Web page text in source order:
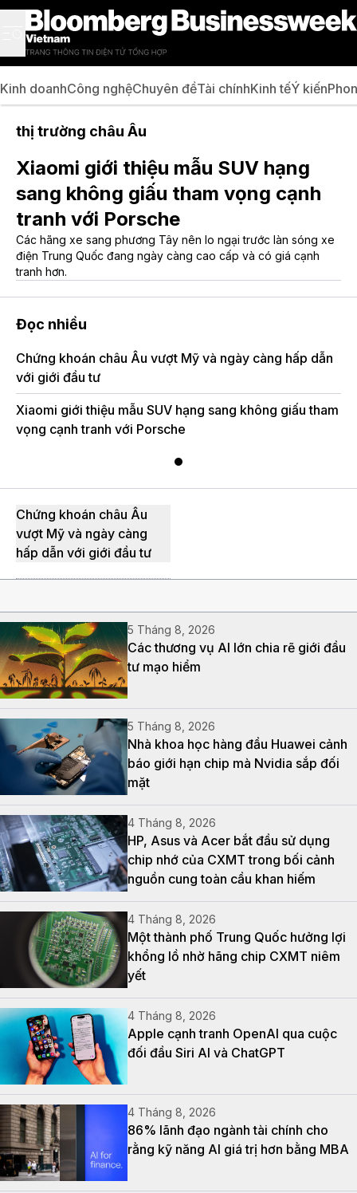
Kinh doanhCông nghệChuyên đềTài chínhKinh tếÝ kiến
thị trường châu Âu
Xiaomi giới thiệu mẫu SUV hạng
sang không giấu tham vọng cạnh
tranh với Porsche
Các hãng xe sang phương Tây nên lo ngại trước làn sóng xe
điện Trung Quốc đang ngày càng cao cấp và có giá cạnh
tranh hơn.
Đọc nhiều
Chứng khoán châu Âu vượt Mỹ và ngày càng hấp dẫn
với giới đầu tư
Xiaomi giới thiệu mẫu SUV hạng sang không giấu tham
vọng cạnh tranh với Porsche
Chứng khoán châu Âu
vượt Mỹ và ngày càng
hấp dẫn với giới đầu tư
5 Tháng 8, 2026
Các thương vụ AI lớn chia rẽ giới đầu
tư mạo hiểm
5 Tháng 8, 2026
Nhà khoa học hàng đầu Huawei cảnh
báo giới hạn chip mà Nvidia sắp đối
mặt
4 Tháng 8, 2026
HP, Asus và Acer bắt đầu sử dụng
chip nhớ của CXMT trong bối cảnh
nguồn cung toàn cầu khan hiếm
4 Tháng 8, 2026
Một thành phố Trung Quốc hưởng lợi
khổng lồ nhờ hãng chip CXMT niêm
yết
4 Tháng 8, 2026
Apple cạnh tranh OpenAI qua cuộc
đối đầu Siri AI và ChatGPT
4 Tháng 8, 2026
86% lãnh đạo ngành tài chính cho
rằng kỹ năng AI giá trị hơn bằng MBA